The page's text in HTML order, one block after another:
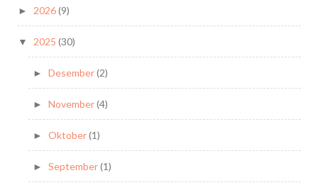
► 2026(9)
▼ 2025 (30)
► Desember(2)
► November(4)
► Oktober(1)
► September(1)